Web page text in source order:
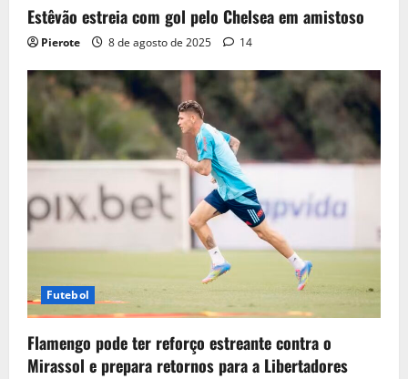
Estêvão estreia com gol pelo Chelsea em amistoso
Pierote 8 de agosto de 2025 14
Futebol
Flamengo pode ter reforço estreante contra o
Mirassol e prepara retornos para a Libertadores